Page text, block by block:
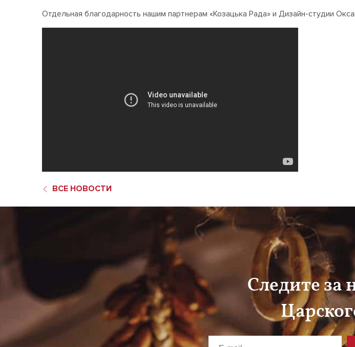
Отдельная благодарность нашим партнерам «Козацька Рада» и Дизайн-студии
ВСЕ НОВОСТИ
Следите за